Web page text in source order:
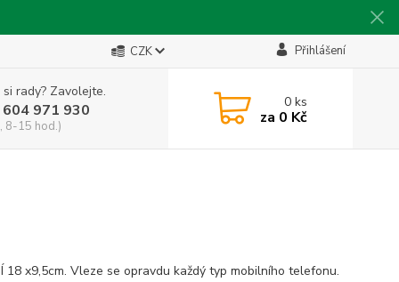
CZK Přihlášení
rady? Zavolejte.
971 930
8-15 hod.)
0ks
za 0 Kč
18 x9,5cm. Vleze se opravdu každý typ mobilního telefonu.